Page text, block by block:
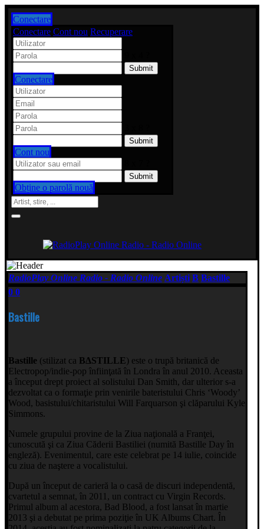
Conectare
Conectare Cont nou Recuperare
Conectare
Cont nou
Obține o parolă nouă
RadioPlay Online Radio - Radio Online Artiști B Bastille
0 0
Bastille
Bastille (stilizat ca BΔSTILLE) este o trupă britanică de
Electropop/indie-pop înfiinţată în Londra în anul 2010. Aceasta
a început drept proiect al solistului Dan Smith, dar ulterior s-a
dezvoltat ca o formaţie prin venirile bateristului Chris ‘Woody’
Wood, basistului/chitaristului Will Farquarson şi clăparului Kyle
Simmons.
Numele grupului provine de la Ziua naţională a Franţei,
cunoscută şi ca Ziua Căderii Bastiliei (numită Bastille Day în
engleză). Evenimentul, care este celebrat pe 14 iulie, coincide
cu ziua de naştere a vocalistului.
După un început de carieră la o casă de discuri independentă,
cvartetul a semnat, în 2011, un contract cu Virgin Records.
Primul album al acestora, Bad Blood, a fost lansat în martie
2013 şi a debutat pe prima poziţie în UK Albums Chart. În